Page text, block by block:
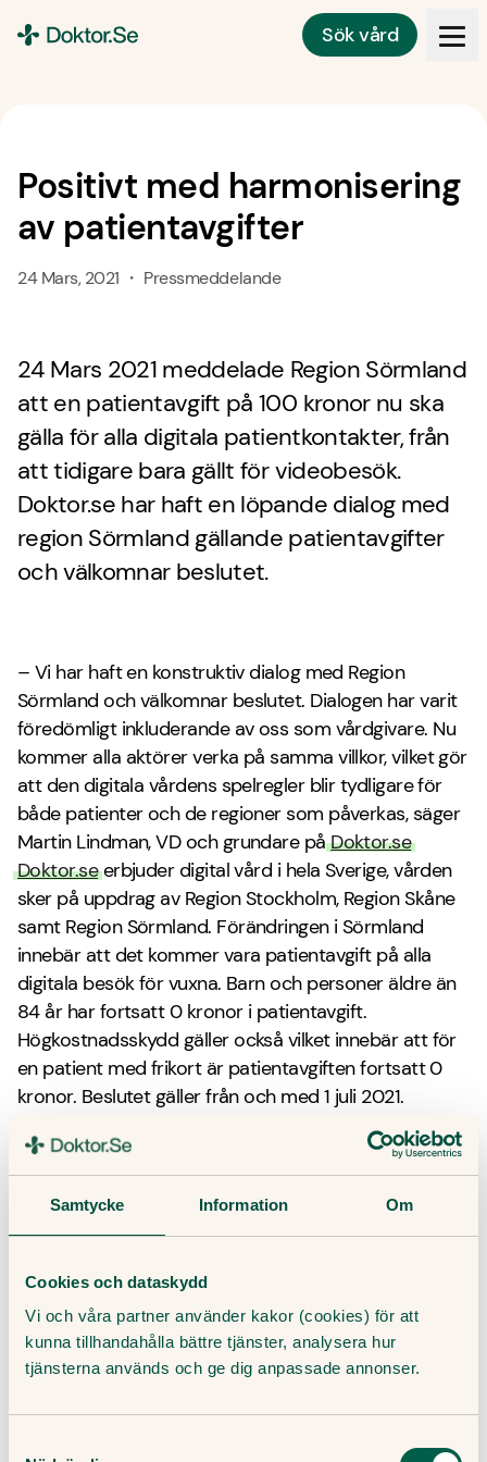
Samtycke Information Om
Cookies och dataskydd
Vi och våra partner använder kakor (cookies) för att
kunna tillhandahålla bättre tjänster, analysera hur
tjänsterna används och ge dig anpassade annonser.
Sök vård
Positivt med harmonisering
av patientavgifter
24 Mars, 2021 ・ Pressmeddelande
24 Mars 2021 meddelade Region Sörmland
att en patientavgift på 100 kronor nu ska
gälla för alla digitala patientkontakter, från
att tidigare bara gällt för videobesök.
Doktor.se har haft en löpande dialog med
region Sörmland gällande patientavgifter
och välkomnar beslutet.
– Vi har haft en konstruktiv dialog med Region
Sörmland och välkomnar beslutet. Dialogen har varit
föredömligt inkluderande av oss som vårdgivare. Nu
kommer alla aktörer verka på samma villkor, vilket gör
att den digitala vårdens spelregler blir tydligare för
både patienter och de regioner som påverkas, säger
Martin Lindman, VD och grundare påDoktor.se
Doktor.seerbjuder digital vård i hela Sverige, vården
sker på uppdrag av Region Stockholm, Region Skåne
samt Region Sörmland. Förändringen i Sörmland
innebär att det kommer vara patientavgift på alla
digitala besök för vuxna. Barn och personer äldre än
84 år har fortsatt 0 kronor i patientavgift.
Högkostnadsskydd gäller också vilket innebär att för
en patient med frikort är patientavgiften fortsatt 0
kronor. Beslutet gäller från och med 1 juli 2021.
Doktor.segrundades 2016 och har 700 medarbetare.
Bolaget är en av Sveriges största aktörer inom digital
vård – och äger även 10 fysiska vårdcentraler.
Doktor.sehar som ambition att effektivisera och
att låta den första vårdkontakten bli digital, sparas
både utrymme och resurser åt både individ och
samhälle i stort. Fler patienter får vård snabbare,
samtidigt som den traditionella vården avlastas, vilket
frigör resurser åt patienter som verkligen behöver